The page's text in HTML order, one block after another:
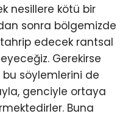
nesillere kötü bir
sonra bölgemizde
edecek rantsal
Gerekirse
bu söylemlerini de
genciyle ortaya
Buna